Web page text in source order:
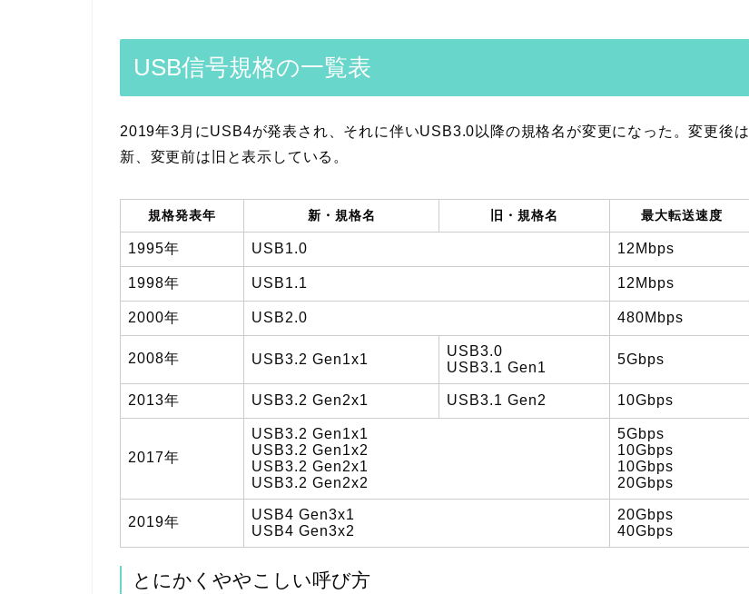
USB信号規格の一覧表
2019年3月にUSB4が発表され、それに伴いUSB3.0以降の規格名が変更になった。変更後は
新、変更前は旧と表示している。
規格発表年 新・規格名 旧・規格名 最大転送速度
1995年 USB1.0 12Mbps
1998年 USB1.1 12Mbps
2000年 USB2.0 480Mbps
2008年 USB3.2 Gen1x1
USB3.0
USB3.1 Gen1
5Gbps
2013年 USB3.2 Gen2x1 USB3.1 Gen2 10Gbps
2017年
USB3.2 Gen1x1
USB3.2 Gen1x2
USB3.2 Gen2x1
USB3.2 Gen2x2
5Gbps
10Gbps
10Gbps
20Gbps
2019年
USB4 Gen3x1
USB4 Gen3x2
20Gbps
40Gbps
とにかくややこしい呼び方